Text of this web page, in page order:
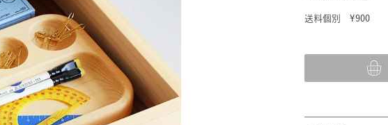
送料個別 ¥900